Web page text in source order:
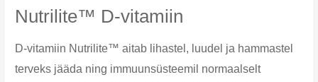
Nutrilite™ D-vitamiin
D-vitamiin Nutrilite™ aitab lihastel, luudel ja hammastel
terveks jääda ning immuunsüsteemil normaalselt